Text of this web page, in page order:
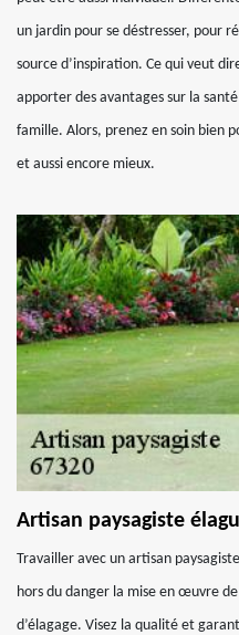
un jardin pour se déstresser, pour
source d’inspiration. Ce qui veut
apporter des avantages sur la
famille. Alors, prenez en soin bien
et aussi encore mieux.
Artisan paysagiste
Travailler avec un artisan
hors du danger la mise en œuvre
d’élagage. Visez la qualité et